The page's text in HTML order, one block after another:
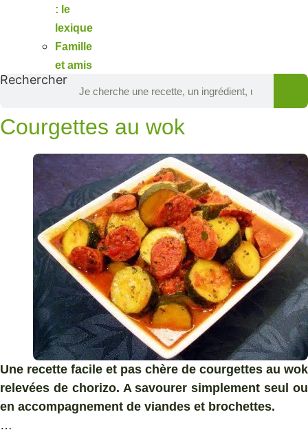
: le
lexique
Famille
et amis
Rechercher
Courgettes au wok
Une recette facile et pas chère de courgettes au wok
relevées de chorizo. A savourer simplement seul ou
en accompagnement de viandes et brochettes.
…